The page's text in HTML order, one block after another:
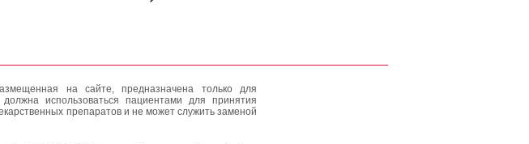
на сайте, предназначена только для
использоваться пациентами для принятия
препаратов и не может служить заменой